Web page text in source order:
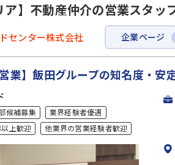
ア】不動産仲介の営業スタ
センター株式会社 企業ページ
営業】飯田グループの知名度・安
候補募集
業界経験者優遇
上歓迎
他業界の営業経験者歓迎